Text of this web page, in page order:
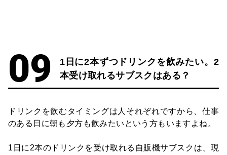
1日に2本ずつドリンクを飲みたい。2
本受け取れるサブスクはある？
ドリンクを飲むタイミングは人それぞれですから、仕事
のある日に朝も夕方も飲みたいという方もいますよね。
1日に2本のドリンクを受け取れる自販機サブスクは、現